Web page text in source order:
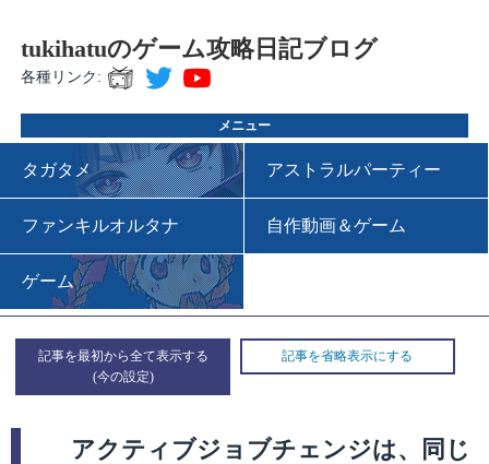
tukihatuのゲーム攻略日記ブログ
各種リンク:
メニュー
タガタメ アストラルパーティー
ファンキルオルタナ 自作動画＆ゲーム
ゲーム
記事を最初から全て表示する 記事を省略表示にする
アクティブジョブチェンジは、同じ